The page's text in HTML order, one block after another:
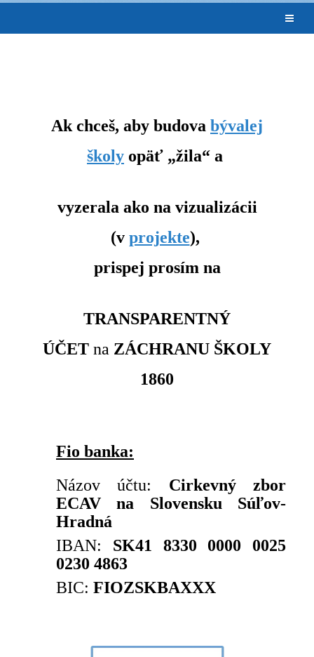
Ak chceš, aby budova bývalej
školy opäť „žila“ a
vyzerala ako na vizualizácii
(v projekte),
prispej prosím na
TRANSPARENTNÝ
ÚČET na ZÁCHRANU ŠKOLY
1860
Fio banka:
Názov účtu: Cirkevný zbor
ECAV na Slovensku Súľov-
Hradná
IBAN: SK41 8330 0000 0025
0230 4863
BIC: FIOZSKBAXXX